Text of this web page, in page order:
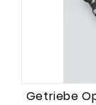
Getriebe